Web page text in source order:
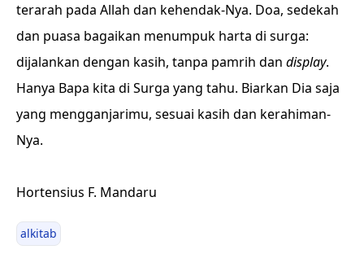
terarah pada Allah dan kehendak-Nya. Doa, sedekah
dan puasa bagaikan menumpuk harta di surga:
dijalankan dengan kasih, tanpa pamrih dan display.
Hanya Bapa kita di Surga yang tahu. Biarkan Dia saja
yang mengganjarimu, sesuai kasih dan kerahiman-
Nya.
Hortensius F. Mandaru
alkitab